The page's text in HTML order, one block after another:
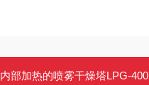
内部加热的喷雾干燥塔LPG-400